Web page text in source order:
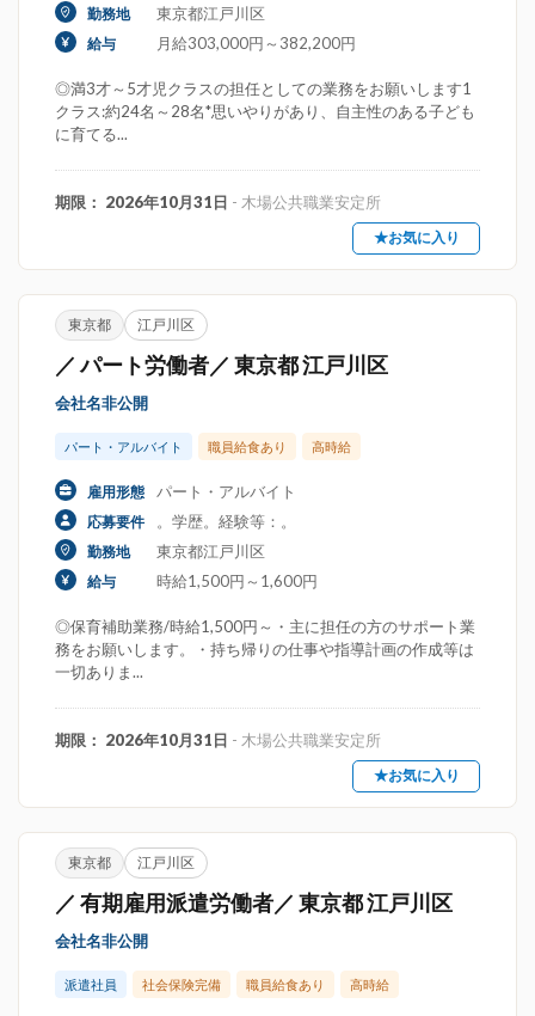
勤務地 東京都江戸川区
給与 月給303,000円～382,200円
◎満3才～5才児クラスの担任としての業務をお願いします1
クラス:約24名～28名*思いやりがあり、自主性のある子ども
に育てる...
期限： 2026年10月31日 - 木場公共職業安定所
★お気に入り
東京都 江戸川区
／ パート労働者／ 東京都 江戸川区
会社名非公開
パート・アルバイト 職員給食あり 高時給
雇用形態 パート・アルバイト
応募要件 。学歴。経験等：。
勤務地 東京都江戸川区
給与 時給1,500円～1,600円
◎保育補助業務/時給1,500円～・主に担任の方のサポート業
務をお願いします。・持ち帰りの仕事や指導計画の作成等は
一切ありま...
期限： 2026年10月31日 - 木場公共職業安定所
★お気に入り
東京都 江戸川区
／ 有期雇用派遣労働者／ 東京都 江戸川区
会社名非公開
派遣社員 社会保険完備 職員給食あり 高時給